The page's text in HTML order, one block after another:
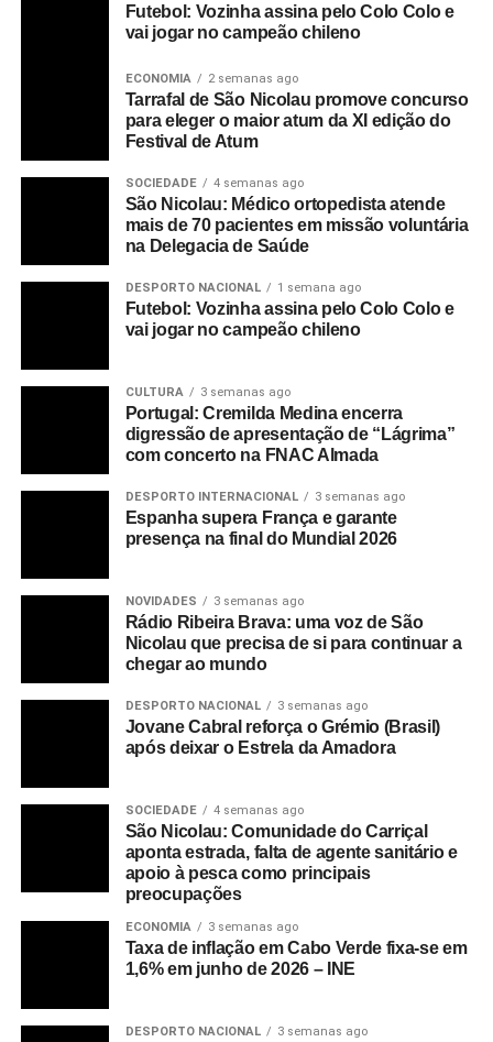
Futebol: Vozinha assina pelo Colo Colo e
vai jogar no campeão chileno
ECONOMIA 2 semanas ago
Tarrafal de São Nicolau promove concurso
para eleger o maior atum da XI edição do
Festival de Atum
SOCIEDADE 4 semanas ago
São Nicolau: Médico ortopedista atende
mais de 70 pacientes em missão voluntária
na Delegacia de Saúde
DESPORTO NACIONAL 1 semana ago
Futebol: Vozinha assina pelo Colo Colo e
vai jogar no campeão chileno
CULTURA 3 semanas ago
Portugal: Cremilda Medina encerra
digressão de apresentação de “Lágrima”
com concerto na FNAC Almada
DESPORTO INTERNACIONAL 3 semanas ago
Espanha supera França e garante
presença na final do Mundial 2026
NOVIDADES 3 semanas ago
Rádio Ribeira Brava: uma voz de São
Nicolau que precisa de si para continuar a
chegar ao mundo
DESPORTO NACIONAL 3 semanas ago
Jovane Cabral reforça o Grémio (Brasil)
após deixar o Estrela da Amadora
SOCIEDADE 4 semanas ago
São Nicolau: Comunidade do Carriçal
aponta estrada, falta de agente sanitário e
apoio à pesca como principais
preocupações
ECONOMIA 3 semanas ago
Taxa de inflação em Cabo Verde fixa-se em
1,6% em junho de 2026 – INE
DESPORTO NACIONAL 3 semanas ago